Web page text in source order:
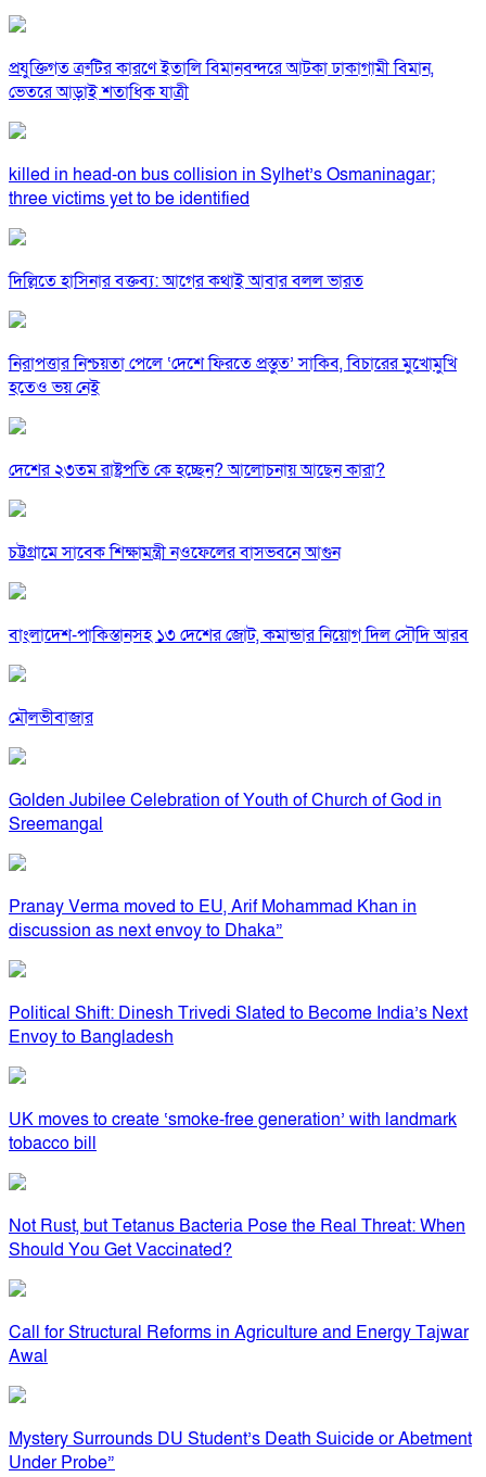
প্রযুক্তিগত ত্রুটির কারণে ইতালি বিমানবন্দরে আটকা ঢাকাগামী বিমান,
ভেতরে আড়াই শতাধিক যাত্রী
killed in head-on bus collision in Sylhet’s Osmaninagar;
three victims yet to be identified
দিল্লিতে হাসিনার বক্তব্য: আগের কথাই আবার বলল ভারত
নিরাপত্তার নিশ্চয়তা পেলে ‘দেশে ফিরতে প্রস্তুত’ সাকিব, বিচারের মুখোমুখি
হতেও ভয় নেই
দেশের ২৩তম রাষ্ট্রপতি কে হচ্ছেন? আলোচনায় আছেন কারা?
চট্টগ্রামে সাবেক শিক্ষামন্ত্রী নওফেলের বাসভবনে আগুন
বাংলাদেশ-পাকিস্তানসহ ১৩ দেশের জোট, কমান্ডার নিয়োগ দিল সৌদি আরব
মৌলভীবাজার
Golden Jubilee Celebration of Youth of Church of God in
Sreemangal
Pranay Verma moved to EU, Arif Mohammad Khan in
discussion as next envoy to Dhaka”
Political Shift: Dinesh Trivedi Slated to Become India’s Next
Envoy to Bangladesh
UK moves to create ‘smoke-free generation’ with landmark
tobacco bill
Not Rust, but Tetanus Bacteria Pose the Real Threat: When
Should You Get Vaccinated?
Call for Structural Reforms in Agriculture and Energy Tajwar
Awal
Mystery Surrounds DU Student’s Death Suicide or Abetment
Under Probe”